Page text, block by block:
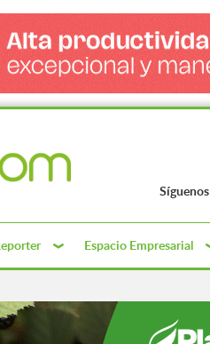
Síguenos
Espacio Empresarial